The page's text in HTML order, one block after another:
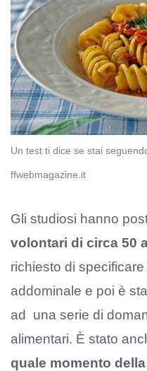
Un test ti dice se stai
ffwebmagazine.it
Gli studiosi hanno
volontari di circa 50
richiesto di
addominale e poi è
ad una serie di
alimentari. È stato
quale momento